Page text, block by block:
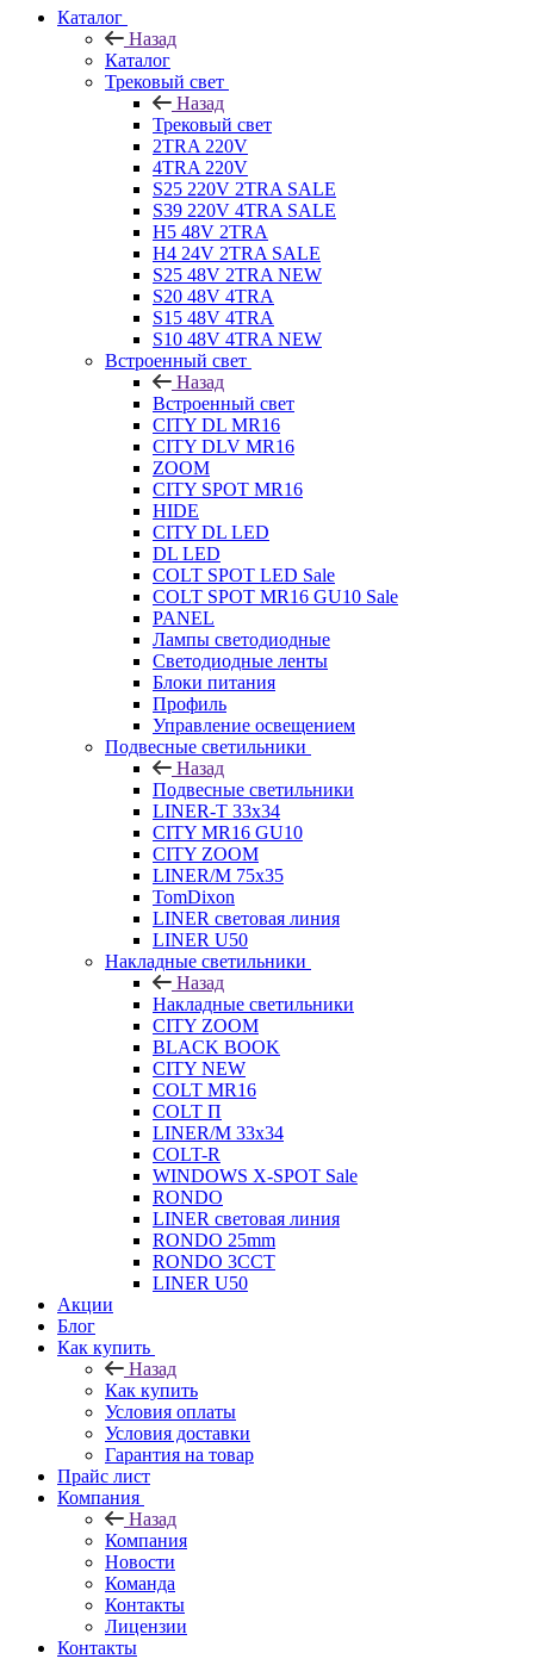
Каталог
Назад
Каталог
Трековый свет
Назад
Трековый свет
2TRA 220V
4TRA 220V
S25 220V 2TRA SALE
S39 220V 4TRA SALE
H5 48V 2TRA
H4 24V 2TRA SALE
S25 48V 2TRA NEW
S20 48V 4TRA
S15 48V 4TRA
S10 48V 4TRA NEW
Встроенный свет
Назад
Встроенный свет
CITY DL MR16
CITY DLV MR16
ZOOM
CITY SPOT MR16
HIDE
CITY DL LED
DL LED
COLT SPOT LED Sale
COLT SPOT MR16 GU10 Sale
PANEL
Лампы светодиодные
Светодиодные ленты
Блоки питания
Профиль
Управление освещением
Подвесные светильники
Назад
Подвесные светильники
LINER-T 33x34
CITY MR16 GU10
CITY ZOOM
LINER/M 75х35
TomDixon
LINER световая линия
LINER U50
Накладные светильники
Назад
Накладные светильники
CITY ZOOM
BLACK BOOK
CITY NEW
COLT MR16
COLT П
LINER/М 33х34
COLT-R
WINDOWS X-SPOT Sale
RONDO
LINER световая линия
RONDO 25mm
RONDO 3CCT
LINER U50
Акции
Блог
Как купить
Назад
Как купить
Условия оплаты
Условия доставки
Гарантия на товар
Прайс лист
Компания
Назад
Компания
Новости
Команда
Контакты
Лицензии
Контакты